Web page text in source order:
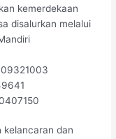
kemerdekaan
disalurkan melalui
kelancaran dan